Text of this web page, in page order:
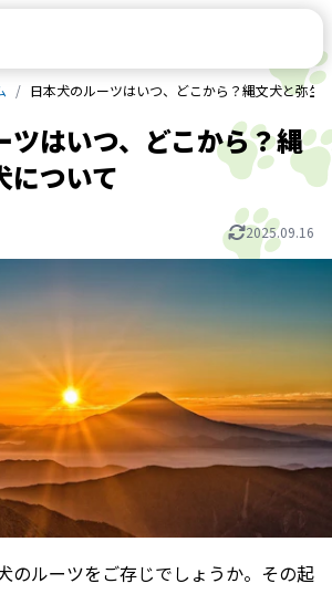
日本犬のルーツはいつ、どこから？縄文犬と弥生
ツはいつ、どこから？縄
について
2025.09.16
のルーツをご存じでしょうか。その起